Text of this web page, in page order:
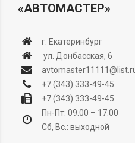
«АВТОМАСТЕР»
г. Екатеринбург
ул. Донбасская, 6
+7 (343) 333-49-45
+7 (343) 333-49-45
Пн-Пт: 09.00 – 17.00
Сб, Вс.: выходной